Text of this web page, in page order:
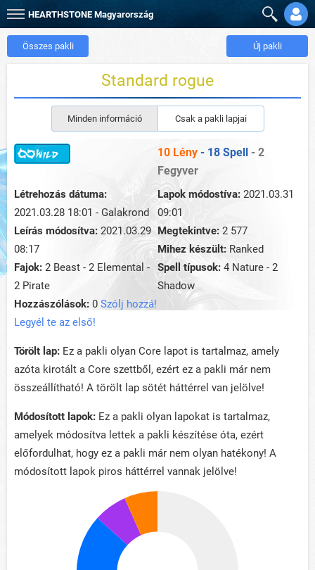
HEARTHSTONE Magyarország
Összes pakli Új pakli
Standard rogue
Minden információ Csak a pakli lapjai
10 Lény - 18 Spell - 2
Fegyver
Létrehozás dátuma:
2021.03.28 18:01 - Galakrond
Lapok módostíva: 2021.03.31
09:01
Leírás módosítva: 2021.03.29
08:17
Megtekintve: 2 577
Mihez készült: Ranked
Fajok: 2 Beast - 2 Elemental -
2 Pirate
Spell típusok: 4 Nature - 2
Shadow
Hozzászólások: 0 Szólj hozzá!
Legyél te az első!
Törölt lap: Ez a pakli olyan Core lapot is tartalmaz, amely
azóta kirotált a Core szettből, ezért ez a pakli már nem
összeállítható! A törölt lap sötét háttérrel van jelölve!
Módosított lapok: Ez a pakli olyan lapokat is tartalmaz,
amelyek módosítva lettek a pakli készítése óta, ezért
előfordulhat, hogy ez a pakli már nem olyan hatékony! A
módosított lapok piros háttérrel vannak jelölve!